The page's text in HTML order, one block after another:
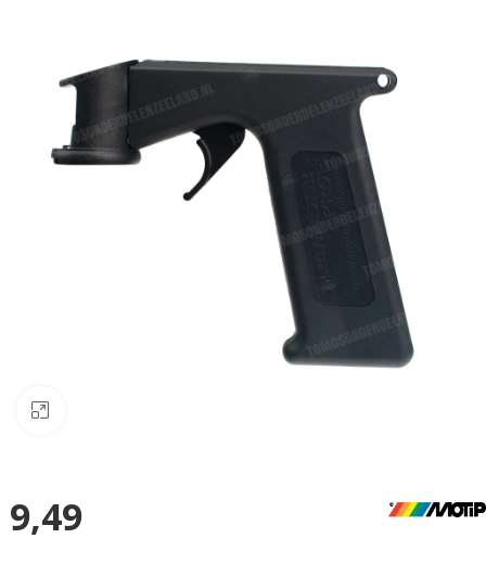
9,49